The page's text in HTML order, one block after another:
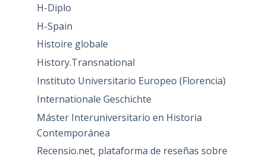
H-Diplo
H-Spain
Histoire globale
History.Transnational
Instituto Universitario Europeo (Florencia)
Internationale Geschichte
Máster Interuniversitario en Historia
Contemporánea
Recensio.net, plataforma de reseñas sobre